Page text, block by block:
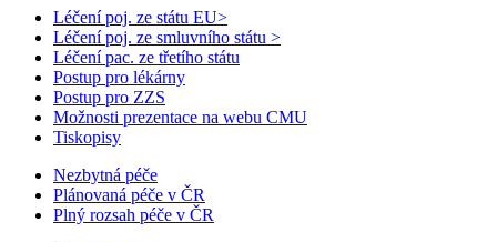
Léčení poj. ze státu EU>
Léčení poj. ze smluvního státu >
Léčení pac. ze třetího státu
Postup pro lékárny
Postup pro ZZS
Možnosti prezentace na webu CMU
Tiskopisy
Nezbytná péče
Plánovaná péče v ČR
Plný rozsah péče v ČR